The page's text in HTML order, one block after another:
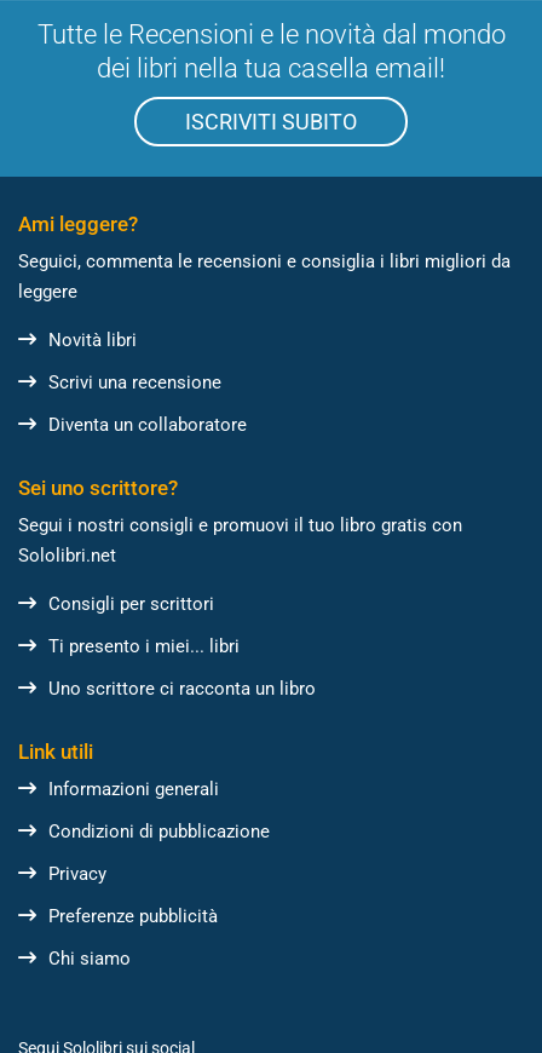
Tutte le Recensioni e le novità dal mondo
dei libri nella tua casella email!
ISCRIVITI SUBITO
Ami leggere?
Seguici, commenta le recensioni e consiglia i libri migliori da
leggere
Novità libri
Scrivi una recensione
Diventa un collaboratore
Sei uno scrittore?
Segui i nostri consigli e promuovi il tuo libro gratis con
Sololibri.net
Consigli per scrittori
Ti presento i miei... libri
Uno scrittore ci racconta un libro
Link utili
Informazioni generali
Condizioni di pubblicazione
Privacy
Preferenze pubblicità
Chi siamo
Segui Sololibri sui social